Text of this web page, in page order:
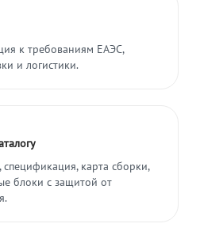
к требованиям ЕАЭС,
и логистики.
карта сборки,
блоки с защитой от